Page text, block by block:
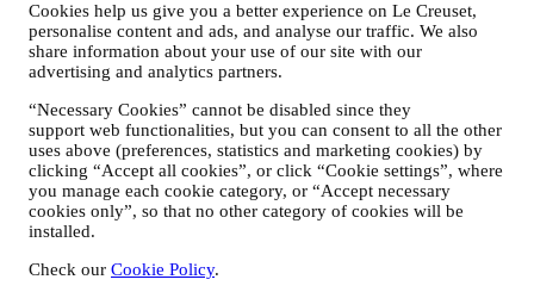
Cookies help us give you a better experience on Le Creuset,
personalise content and ads, and analyse our traffic. We also
share information about your use of our site with our
advertising and analytics partners.
“Necessary Cookies” cannot be disabled since they
support web functionalities, but you can consent to all the other
uses above (preferences, statistics and marketing cookies) by
clicking “Accept all cookies”, or click “Cookie settings”, where
you manage each cookie category, or “Accept necessary
cookies only”, so that no other category of cookies will be
installed.
Check our Cookie Policy.
personnelle, sont dûment protégées et vos droits au respect de la vie
privée sont expliqués sous le paragraphe 8 ci-dessous.
2. QUI RECUEILLE VOS DONNEES PERSONNELLES ?
Le contrôleur des données relatives aux services d’e-commerce
proposés sur le Site web est Le Creuset Benelux SA, dont le siège
social est établi à Le Creuset Benelux SA, 4 Rue de la Presse, 1000
Bruxelles, Belgique.
Si vous acceptez de recevoir des communications commerciales de
notre part, vous ferez partie de la base de données des
consommateurs du groupe Le Creuset. Celle-ci est gérée
conjointement, par Le Creuset BENELUX et Group AG, dont le
siège social est situé à Neuhofstrasse 4, 6340 Baar, en Suisse. Son
représentant désigné dans l'UE est Le Creuset SL, numéro de TVA